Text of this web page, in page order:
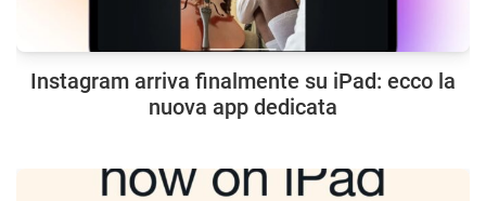
Instagram arriva finalmente su iPad: ecco la
nuova app dedicata